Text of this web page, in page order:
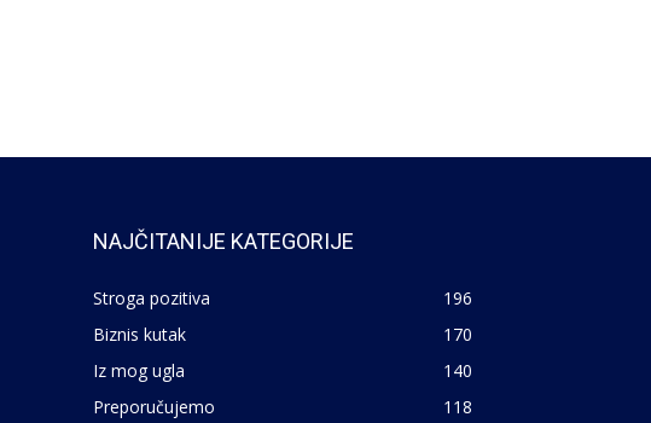
NAJČITANIJE KATEGORIJE
Stroga pozitiva
196
Biznis kutak
170
Iz mog ugla
140
Preporučujemo
118